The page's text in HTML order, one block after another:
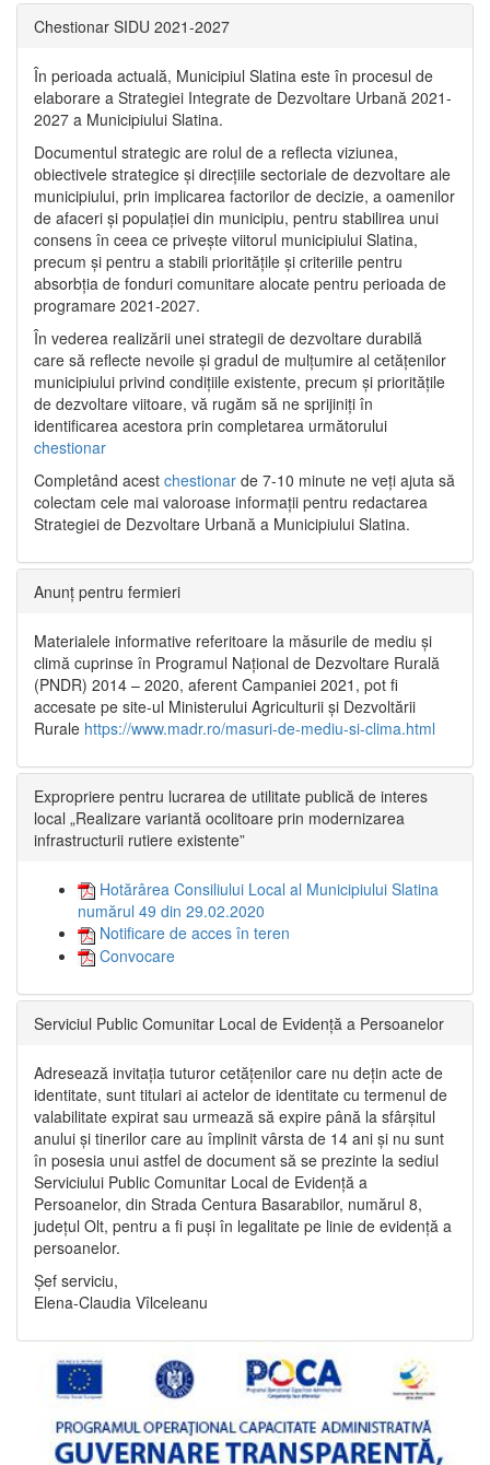
Chestionar SIDU 2021-2027
În perioada actuală, Municipiul Slatina este în procesul de
elaborare a Strategiei Integrate de Dezvoltare Urbană 2021‐
2027 a Municipiului Slatina.
Documentul strategic are rolul de a reflecta viziunea,
obiectivele strategice și direcțiile sectoriale de dezvoltare ale
municipiului, prin implicarea factorilor de decizie, a oamenilor
de afaceri și populației din municipiu, pentru stabilirea unui
consens în ceea ce privește viitorul municipiului Slatina,
precum și pentru a stabili prioritățile și criteriile pentru
absorbția de fonduri comunitare alocate pentru perioada de
programare 2021-2027.
În vederea realizării unei strategii de dezvoltare durabilă
care să reflecte nevoile și gradul de mulțumire al cetățenilor
municipiului privind condițiile existente, precum și prioritățile
de dezvoltare viitoare, vă rugăm să ne sprijiniți în
identificarea acestora prin completarea următorului
chestionar
Completând acest chestionar de 7-10 minute ne veți ajuta să
colectam cele mai valoroase informații pentru redactarea
Strategiei de Dezvoltare Urbană a Municipiului Slatina.
Anunț pentru fermieri
Materialele informative referitoare la măsurile de mediu și
climă cuprinse în Programul Național de Dezvoltare Rurală
(PNDR) 2014 – 2020, aferent Campaniei 2021, pot fi
accesate pe site-ul Ministerului Agriculturii și Dezvoltării
Rurale https://www.madr.ro/masuri-de-mediu-si-clima.html
Expropriere pentru lucrarea de utilitate publică de interes
local „Realizare variantă ocolitoare prin modernizarea
infrastructurii rutiere existente”
Hotărârea Consiliului Local al Municipiului Slatina
numărul 49 din 29.02.2020
Notificare de acces în teren
Convocare
Serviciul Public Comunitar Local de Evidență a Persoanelor
Adresează invitația tuturor cetățenilor care nu dețin acte de
identitate, sunt titulari ai actelor de identitate cu termenul de
valabilitate expirat sau urmează să expire până la sfârșitul
anului și tinerilor care au împlinit vârsta de 14 ani și nu sunt
în posesia unui astfel de document să se prezinte la sediul
Serviciului Public Comunitar Local de Evidență a
Persoanelor, din Strada Centura Basarabilor, numărul 8,
județul Olt, pentru a fi puși în legalitate pe linie de evidență a
persoanelor.
Șef serviciu,
Elena-Claudia Vîlceleanu